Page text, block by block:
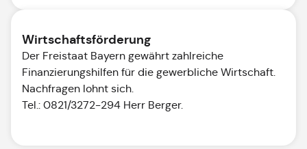
Wirtschaftsförderung
Der Freistaat Bayern gewährt zahlreiche
Finanzierungshilfen für die gewerbliche Wirtschaft.
Nachfragen lohnt sich.
Tel.: 0821/3272-294 Herr Berger.